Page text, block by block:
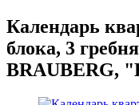
Календарь
блока, 3
BRAUBERG,